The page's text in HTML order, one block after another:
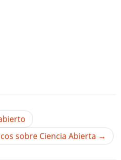
sobre Ciencia Abierta →